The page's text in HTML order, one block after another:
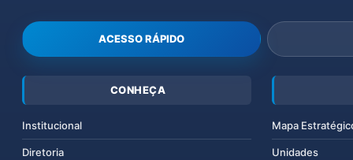
ACESSO RÁPIDO
CONHEÇA
Institucional
Diretoria
Mapa
Unidades